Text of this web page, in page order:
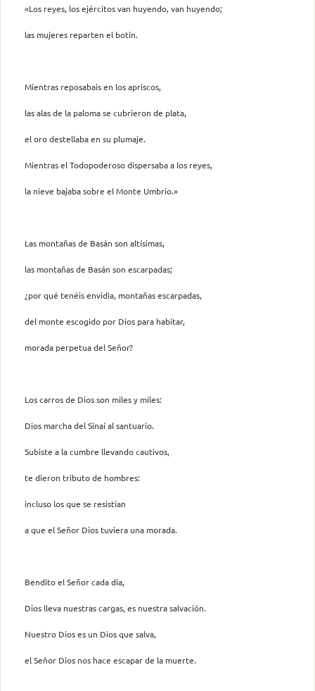
«Los reyes, los ejércitos van huyendo, van huyendo;
las mujeres reparten el botín.
Mientras reposabais en los apriscos,
las alas de la paloma se cubrieron de plata,
el oro destellaba en su plumaje.
Mientras el Todopoderoso dispersaba a los reyes,
la nieve bajaba sobre el Monte Umbrío.»
Las montañas de Basán son altísimas,
las montañas de Basán son escarpadas;
¿por qué tenéis envidia, montañas escarpadas,
del monte escogido por Dios para habitar,
morada perpetua del Señor?
Los carros de Dios son miles y miles:
Dios marcha del Sinaí al santuario.
Subiste a la cumbre llevando cautivos,
te dieron tributo de hombres:
incluso los que se resistían
a que el Señor Dios tuviera una morada.
Bendito el Señor cada día,
Dios lleva nuestras cargas, es nuestra salvación.
Nuestro Dios es un Dios que salva,
el Señor Dios nos hace escapar de la muerte.